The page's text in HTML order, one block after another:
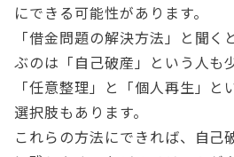
にできる可能性があります。
「借金問題の解決方法」と聞
ぶのは「自己破産」という人も
「任意整理」と「個人再生」
選択肢もあります。
これらの方法にできれば、自己